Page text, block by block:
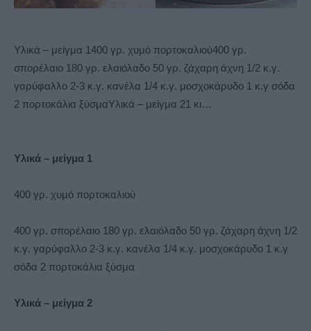
Υλικά – μείγμα 1400 γρ. χυμό πορτοκαλιού400 γρ.
σπορέλαιο 180 γρ. ελαιόλαδο 50 γρ. ζάχαρη άχνη 1/2 κ.γ.
γαρύφαλλο 2-3 κ.γ. κανέλα 1/4 κ.γ. μοσχοκάρυδο 1 κ.γ σόδα
2 πορτοκάλια ξύσμαΥλικά – μείγμα 21 κι…
Υλικά – μείγμα 1
400 γρ. χυμό πορτοκαλιού
400 γρ. σπορέλαιο 180 γρ. ελαιόλαδο 50 γρ. ζάχαρη άχνη 1/2
κ.γ. γαρύφαλλο 2-3 κ.γ. κανέλα 1/4 κ.γ. μοσχοκάρυδο 1 κ.γ
σόδα 2 πορτοκάλια ξύσμα
Υλικά – μείγμα 2